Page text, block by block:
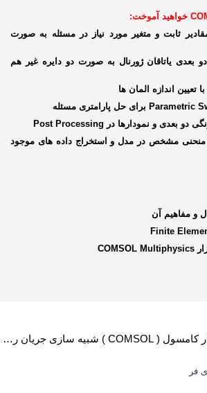
ثابت و متغیر مورد نیاز در مسئله به صورت
بعدی یاتاقان ژورنال به صورت دو دایره غیر هم
Parametric برای حل پارامتری مسئله
Post Processing
مشخص در مدل و استخراج داده های موجود
Finite
COMSOL Multiphysics
پروژه آموزش نرم افزار کامسول ( COMSOL ) شبیه سازی جریان روغن در یاتاقان لغزشی استوانه‌ای (یاتاقان ژورنال)
فر